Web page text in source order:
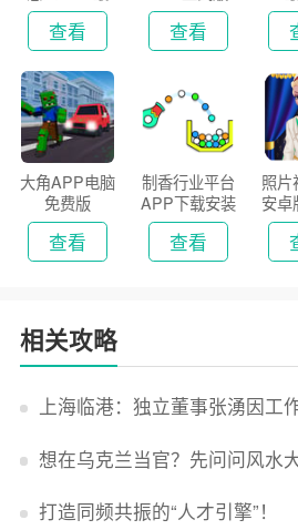
新版
查看 查看
大角APP电脑
免费版
查看
制香行业平台
APP下载安装
2026
查看
照片
安卓
相关攻略
上海临港：独立董事张湧因工
想在乌克兰当官？先问问风水
打造同频共振的“人才引擎”！